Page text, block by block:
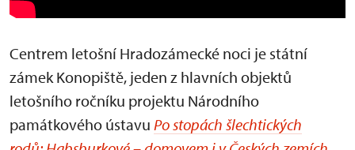
Centrem letošní Hradozámecké noci je státní
zámek Konopiště, jeden z hlavních objektů
letošního ročníku projektu Národního
památkového ústavu Po stopách šlechtických